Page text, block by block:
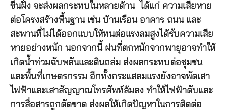
ขึ้นฝั่ง จะส่งผลกระทบในหลายด้าน ได้แก่ ความเสียหาย
ต่อโครงสร้างพื้นฐาน เช่น บ้านเรือน อาคาร ถนน และ
สะพานที่ไม่ได้ออกแบบให้ทนต่อแรงลมสูงได้รับความเสีย
หายอย่างหนัก นอกจากนี้ ฝนที่ตกหนักจากพายุอาจทำให้
เกิดน้ำท่วมฉับพลันและดินถล่ม ส่งผลกระทบต่อชุมชน
และพื้นที่เกษตรกรรม อีกทั้งกระแสลมแรงยังอาจพัดเสา
ไฟฟ้าและเสาสัญญาณโทรศัพท์ล้มลง ทำให้ไฟฟ้าดับและ
การสื่อสารถูกตัดขาด ส่งผลให้เกิดปัญหาในการติดต่อ